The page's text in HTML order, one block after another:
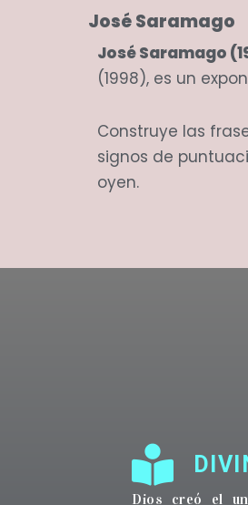
José Saramago
José Saramago
(1998), es un
Construye las
signos de
oyen.
Dios creó el